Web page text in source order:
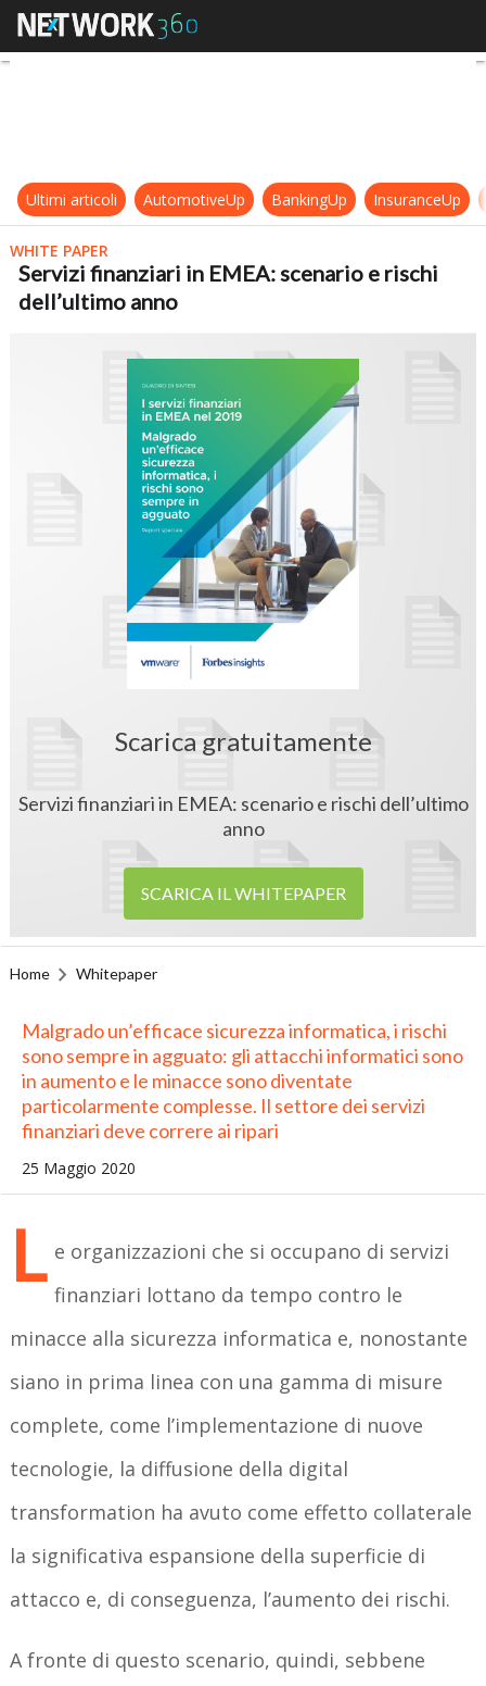
Servizi finanziari in EMEA:
Ultimi articoli AutomotiveUp BankingUp InsuranceUp
WHITE PAPER
Servizi finanziari in EMEA: scenario e rischi
dell’ultimo anno
Scarica gratuitamente
Servizi finanziari in EMEA: scenario e rischi dell’ultimo
anno
SCARICA IL WHITEPAPER
Home Whitepaper
Malgrado un’efficace sicurezza informatica, i rischi
sono sempre in agguato: gli attacchi informatici sono
in aumento e le minacce sono diventate
particolarmente complesse. Il settore dei servizi
finanziari deve correre ai ripari
25 Maggio 2020
L e organizzazioni che si occupano di servizi
finanziari lottano da tempo contro le
minacce alla sicurezza informatica e, nonostante
siano in prima linea con una gamma di misure
complete, come l’implementazione di nuove
tecnologie, la diffusione della digital
transformation ha avuto come effetto collaterale
la significativa espansione della superficie di
attacco e, di conseguenza, l’aumento dei rischi.
A fronte di questo scenario, quindi, sebbene